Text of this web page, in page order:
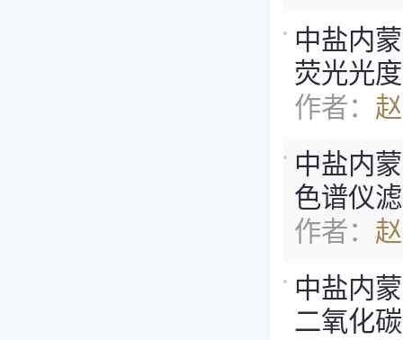
中盐内
荧光光
作者：
中盐内
色谱仪
作者：
中盐内
二氧化